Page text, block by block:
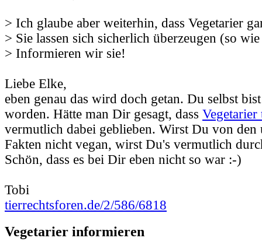
> Ich glaube aber weiterhin, dass Vegetarier
> Sie lassen sich sicherlich überzeugen (so
> Informieren wir sie!
Liebe Elke,
eben genau das wird doch getan. Du selbst
worden. Hätte man Dir gesagt, dass
vermutlich dabei geblieben. Wirst Du von den
Fakten nicht vegan, wirst Du's vermutlich
Schön, dass es bei Dir eben nicht so war :-)
Tobi
tierrechtsforen.de/2/586/6818
Vegetarier informieren